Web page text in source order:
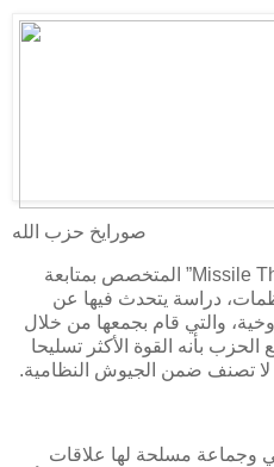
صورايخ حزب الله
Missile” المتخصص بمتابعة
دراسة يتحدث فيها عن
والتي قام بجمعها من خلال
بأنه القوة الأكثر تسليحا
لا تصنف ضمن الجيوش النظامية.
وجماعة مسلحة لها علاقات